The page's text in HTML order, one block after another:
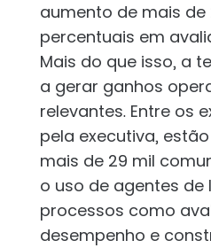
aumento de mais de
percentuais em
Mais do que isso, a
a gerar ganhos
relevantes. Entre os
pela executiva,
mais de 29 mil
o uso de agentes de
processos como
desempenho e